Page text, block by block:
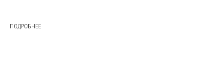
ПОДРОБНЕЕ